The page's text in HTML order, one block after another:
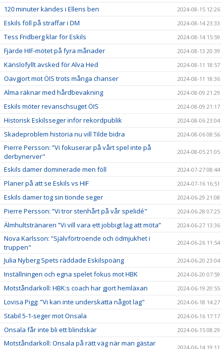
120 minuter kändes i Ellens ben 2024-08-15 12:26
Eskils föll på straffar i DM 2024-08-14 23:33
Tess Fridberg klar för Eskils 2024-08-14 15:59
Fjärde HIF-mötet på fyra månader 2024-08-13 20:39
Känslofyllt avsked för Alva Hed 2024-08-11 18:57
Oavgjort mot ÖIS trots många chanser 2024-08-11 18:36
Alma räknar med hårdbevakning 2024-08-09 21:29
Eskils möter revanschsuget ÖIS 2024-08-09 21:17
Historisk Eskilsseger inför rekordpublik 2024-08-06 23:04
Skadeproblem historia nu vill Tilde bidra 2024-08-06 08:56
Pierre Persson: ”Vi fokuserar på vårt spel inte på
derbynerver"
2024-08-05 21:05
Eskils damer dominerade men föll 2024-07-27 08:44
Planer på att se Eskils vs HIF 2024-07-16 16:51
Eskils damer tog sin tionde seger 2024-06-29 21:08
Pierre Persson: ”Vi tror stenhårt på vår spelidé" 2024-06-28 07:25
Älmhultstränaren ”Vi vill vara ett jobbigt lag att möta” 2024-06-27 13:36
Nova Karlsson: ”Självförtroende och ödmjukhet i
truppen"
2024-06-26 11:54
Julia Nyberg Spets räddade Eskilspoäng 2024-06-20 23:04
Inställningen och egna spelet fokus mot HBK 2024-06-20 07:59
Motståndarkoll: HBK:s coach har gjort hemläxan 2024-06-19 20:55
Lovisa Pigg: ”Vi kan inte underskatta något lag" 2024-06-18 14:27
Stabil 5-1-seger mot Onsala 2024-06-16 17:17
Onsala får inte bli ett blindskär 2024-06-15 08:29
Motståndarkoll: Onsala på rätt väg när man gästar
2024-06-14 19:11